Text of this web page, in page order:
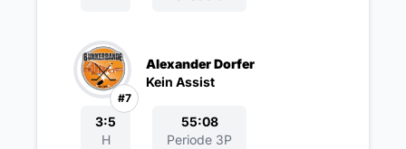
#7
Alexander Dorfer
Kein Assist
3:5
H
55:08
Periode 3P